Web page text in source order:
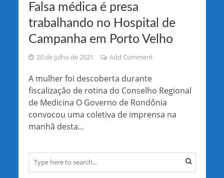
Falsa médica é presa
trabalhando no Hospital de
Campanha em Porto Velho
20 de julho de 2021 Add Comment
A mulher foi descoberta durante
fiscalização de rotina do Conselho Regional
de Medicina O Governo de Rondônia
convocou uma coletiva de imprensa na
manhã desta...